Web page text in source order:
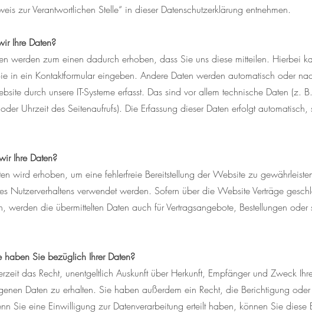
zur Verantwortlichen Stelle“ in dieser Datenschutzerklärung entnehmen.
Ihre Daten?
werden zum einen dadurch erhoben, dass Sie uns diese mitteilen. Hierbei
in ein Kontaktformular eingeben. Andere Daten werden automatisch oder
durch unsere IT-Systeme erfasst. Das sind vor allem technische Daten (z.
oder Uhrzeit des Seitenaufrufs). Die Erfassung dieser Daten erfolgt
Ihre Daten?
wird erhoben, um eine fehlerfreie Bereitstellung der Website zu
Nutzerverhaltens verwendet werden. Sofern über die Website Verträge
werden die übermittelten Daten auch für Vertragsangebote, Bestellungen oder
haben Sie bezüglich Ihrer Daten?
das Recht, unentgeltlich Auskunft über Herkunft, Empfänger und Zweck
Daten zu erhalten. Sie haben außerdem ein Recht, die Berichtigung
Sie eine Einwilligung zur Datenverarbeitung erteilt haben, können Sie diese